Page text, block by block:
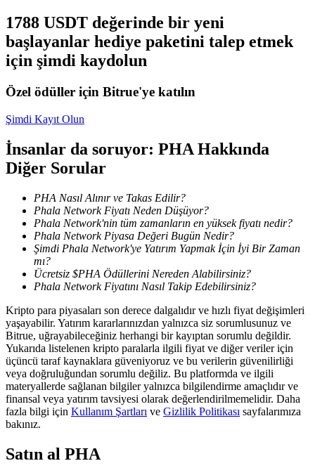
Launchpool
Popüler token'lar kazanmak için esnek staking
BTR Kilitleme
BTR sahiplerine özel yatırımlar
Krediler
Kripto destekli borçlanma hizmeti
1788 USDT değerinde bir yeni
başlayanlar hediye paketini talep etmek
için şimdi kaydolun
Özel ödüller için Bitrue'ye katılın
Şimdi Kayıt Olun
İnsanlar da soruyor: PHA Hakkında
Diğer Sorular
PHA Nasıl Alınır ve Takas Edilir?
Phala Network Fiyatı Neden Düşüyor?
Phala Network'nin tüm zamanların en yüksek fiyatı nedir?
Phala Network Piyasa Değeri Bugün Nedir?
Şimdi Phala Network'ye Yatırım Yapmak İçin İyi Bir Zaman
mı?
Ücretsiz $PHA Ödüllerini Nereden Alabilirsiniz?
Phala Network Fiyatını Nasıl Takip Edebilirsiniz?
Kripto para piyasaları son derece dalgalıdır ve hızlı fiyat değişimleri
yaşayabilir. Yatırım kararlarınızdan yalnızca siz sorumlusunuz ve
Bitrue, uğrayabileceğiniz herhangi bir kayıptan sorumlu değildir.
Yukarıda listelenen kripto paralarla ilgili fiyat ve diğer veriler için
üçüncü taraf kaynaklara güveniyoruz ve bu verilerin güvenilirliği
veya doğruluğundan sorumlu değiliz. Bu platformda ve ilgili
materyallerde sağlanan bilgiler yalnızca bilgilendirme amaçlıdır ve
finansal veya yatırım tavsiyesi olarak değerlendirilmemelidir. Daha
fazla bilgi için Kullanım Şartları ve Gizlilik Politikası sayfalarımıza
bakınız.
Satın al PHA